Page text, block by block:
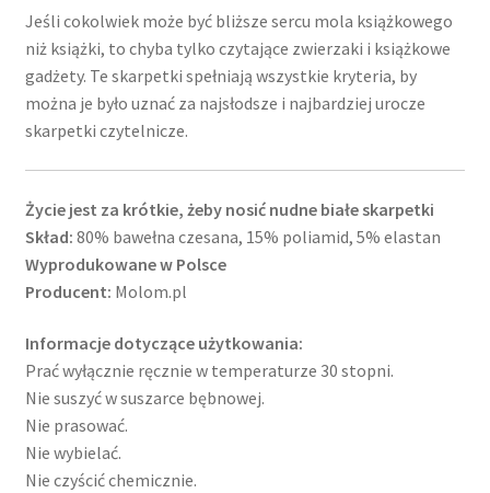
Jeśli cokolwiek może być bliższe sercu mola książkowego
niż książki, to chyba tylko czytające zwierzaki i książkowe
gadżety. Te skarpetki spełniają wszystkie kryteria, by
można je było uznać za najsłodsze i najbardziej urocze
skarpetki czytelnicze.
Życie jest za krótkie, żeby nosić nudne białe skarpetki
Skład: 80% bawełna czesana, 15% poliamid, 5% elastan
Wyprodukowane w Polsce
Producent: Molom.pl
Informacje dotyczące użytkowania:
Prać wyłącznie ręcznie w temperaturze 30 stopni.
Nie suszyć w suszarce bębnowej.
Nie prasować.
Nie wybielać.
Nie czyścić chemicznie.